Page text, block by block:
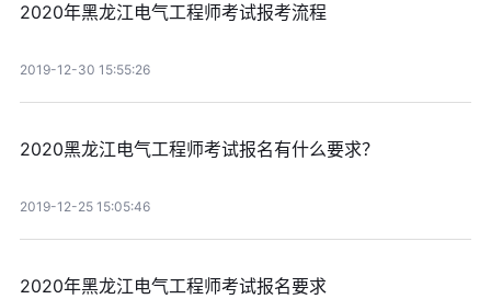
2020年黑龙江电气工程师考试报考流程
2019-12-30 15:55:26
2020黑龙江电气工程师考试报名有什么要求？
2019-12-25 15:05:46
2020年黑龙江电气工程师考试报名要求